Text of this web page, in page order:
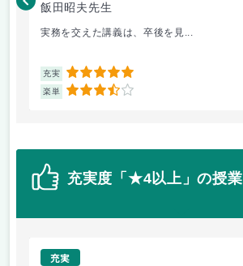
飯田昭夫先生
実務を交えた講義は、卒後を見...
充実 5
楽単 3.5
充実度「★4以上」の授業
充実